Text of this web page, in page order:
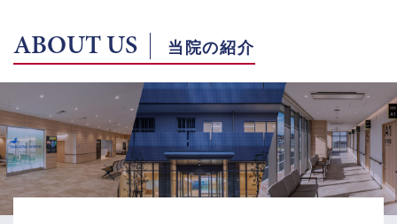
ABOUT US 当院の紹介